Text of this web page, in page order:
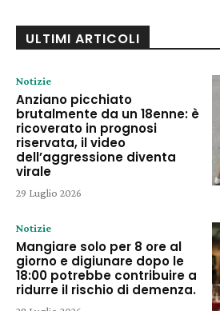
ULTIMI ARTICOLI
Notizie
Anziano picchiato
brutalmente da un 18enne: è
ricoverato in prognosi
riservata, il video
dell’aggressione diventa
virale
29 Luglio 2026
Notizie
Mangiare solo per 8 ore al
giorno e digiunare dopo le
18:00 potrebbe contribuire a
ridurre il rischio di demenza.